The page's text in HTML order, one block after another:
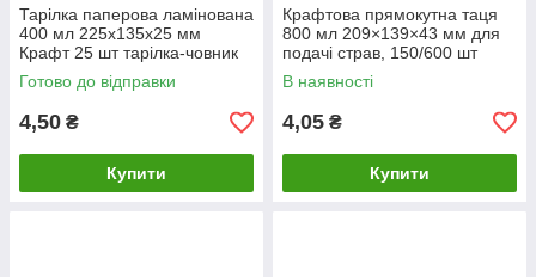
Тарілка паперова ламінована
400 мл 225х135х25 мм
Крафт 25 шт тарілка-човник
Готово до відправки
4,50 ₴
Купити
Крафтова прямокутна таця
800 мл 209×139×43 мм для
подачі страв, 150/600 шт
В наявності
4,05 ₴
Купити